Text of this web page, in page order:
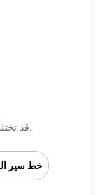
قد تختلف ساعات العمل هذه بسبب العطلات الرسمية.
خط سير